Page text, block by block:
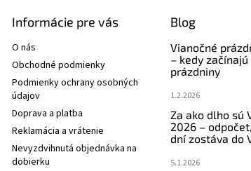
Informácie pre vás
O nás
Obchodné podmienky
Podmienky ochrany osobných
údajov
Doprava a platba
Reklamácia a vrátenie
Nevyzdvihnutá objednávka na
dobierku
Blog
Vianočné
– kedy začínajú
prázdniny
1.2.2026
Za ako dlho sú
2026 –
dní zostáva do
5.1.2026